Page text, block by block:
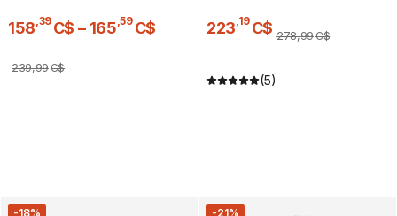
158,39 C$ – 165,59 C$
239,99C$
223,19 C$ 278,99C$
(5)
-18% -21%